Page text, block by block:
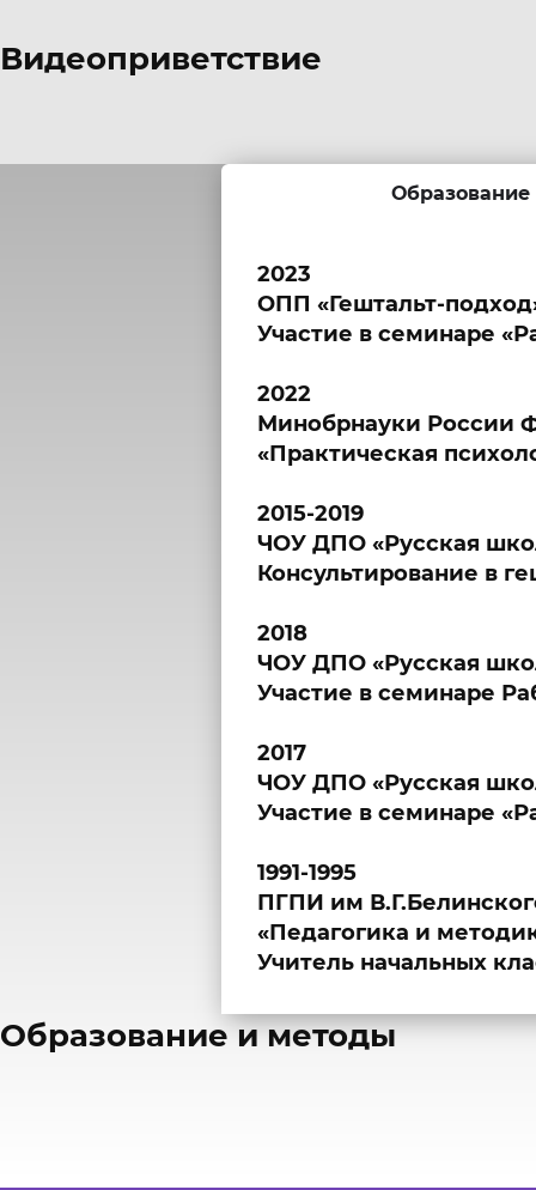
Видеоприветствие
Образование
2023
ОПП «Гештальт-
Участие в семинаре
2022
Минобрнауки России
«Практическая
2015-2019
ЧОУ ДПО «Русская
Консультирование в
2018
ЧОУ ДПО «Русская
Участие в семинаре
2017
ЧОУ ДПО «Русская
Участие в семинаре
1991-1995
ПГПИ им
«Педагогика и
Учитель начальных
​Образование и методы